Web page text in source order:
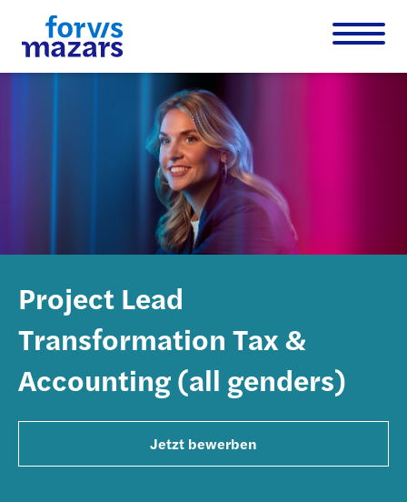
Project Lead
Transformation Tax &
Accounting (all genders)
Jetzt bewerben